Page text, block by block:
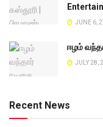
JUNE 6,
ஈழம்
JULY 28,
Recent News